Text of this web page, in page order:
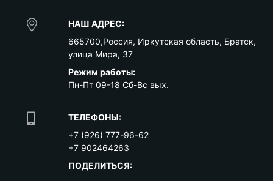
НАШ АДРЕС:
665700,Россия, Иркутская область, Братск,
улица Мира, 37
Режим работы:
Пн-Пт 09-18 Сб-Вс вых.
ТЕЛЕФОНЫ:
+7 (926) 777-96-62
+7 902464263
ПОДЕЛИТЬСЯ: